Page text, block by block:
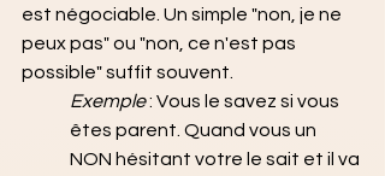
est négociable. Un simple "non, je ne
peux pas" ou "non, ce n'est pas
possible" suffit souvent.
Exemple : Vous le savez si vous
êtes parent. Quand vous un
NON hésitant votre le sait et il va